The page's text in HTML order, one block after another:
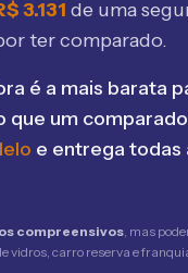
3.131 de uma
ter comparado.
é a mais barata
que um
e entrega todas
compreensivos, mas
carro reserva e